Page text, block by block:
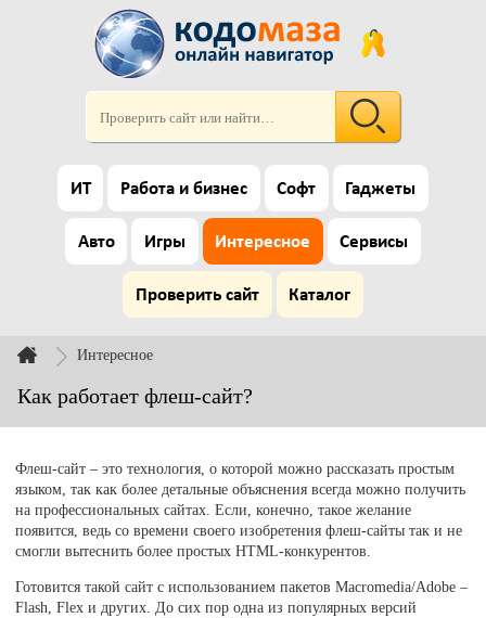
ИТ Работа и бизнес Софт Гаджеты
Авто Игры Интересное Сервисы
Проверить сайт Каталог
Интересное
Как работает флеш-сайт?
Флеш-сайт – это технология, о которой можно рассказать простым
языком, так как более детальные объяснения всегда можно получить
на профессиональных сайтах. Если, конечно, такое желание
появится, ведь со времени своего изобретения флеш-сайты так и не
смогли вытеснить более простых HTML-конкурентов.
Готовится такой сайт с использованием пакетов Macromedia/Adobe –
Flash, Flex и других. До сих пор одна из популярных версий